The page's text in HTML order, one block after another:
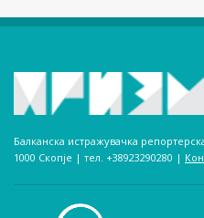
Балканска истражувачка
1000 Скопје | тел. +38923290280­ |